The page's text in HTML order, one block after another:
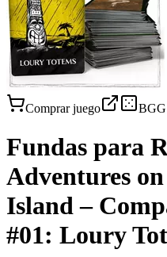
Comprar juego BGG
Fundas para
Adventures
Island –
#01: Loury